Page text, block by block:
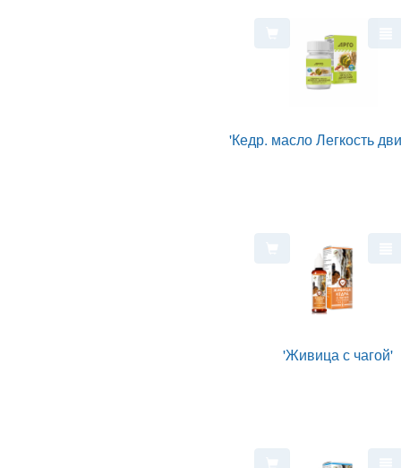
'Кедр. масло Легкость
'Живица с чагой'